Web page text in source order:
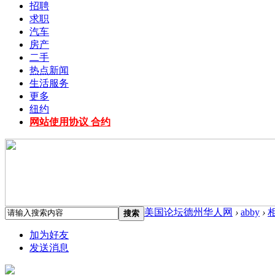
招聘
求职
汽车
房产
二手
热点新闻
生活服务
更多
纽约
网站使用协议 合约
搜索 美国论坛德州华人网 › abby ›
加为好友
发送消息